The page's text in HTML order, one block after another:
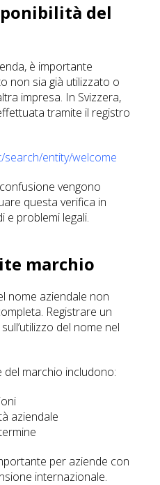
del
è importante
non sia già utilizzato o
impresa. In Svizzera,
tramite il registro
search/entity/welcome
vengono
questa verifica in
e problemi legali.
marchio
nome aziendale non
Registrare un
del nome nel
del marchio includono:
aziendale
per aziende con
internazionale.